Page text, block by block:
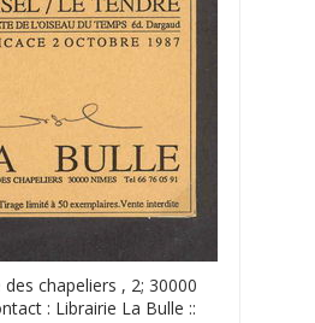
des chapeliers , 2; 30000
: Librairie La Bulle ::